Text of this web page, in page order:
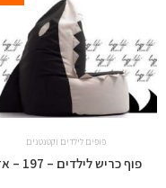
פופים לילדים וקטנטנים
פוף כריש לילדים – 197 – אזל